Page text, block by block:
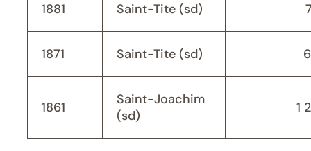
1881 Saint-Tite (sd)
1871 Saint-Tite (sd)
1861
Saint-Joachim
(sd)
1